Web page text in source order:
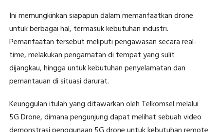
Ini memungkinkan siapapun dalam memanfaatkan drone
untuk berbagai hal, termasuk kebutuhan industri.
Pemanfaatan tersebut meliputi pengawasan secara real-
time, melakukan pengamatan di tempat yang sulit
dijangkau, hingga untuk kebutuhan penyelamatan dan
pemantauan di situasi darurat.
Keunggulan itulah yang ditawarkan oleh Telkomsel melalui
5G Drone, dimana pengunjung dapat melihat sebuah video